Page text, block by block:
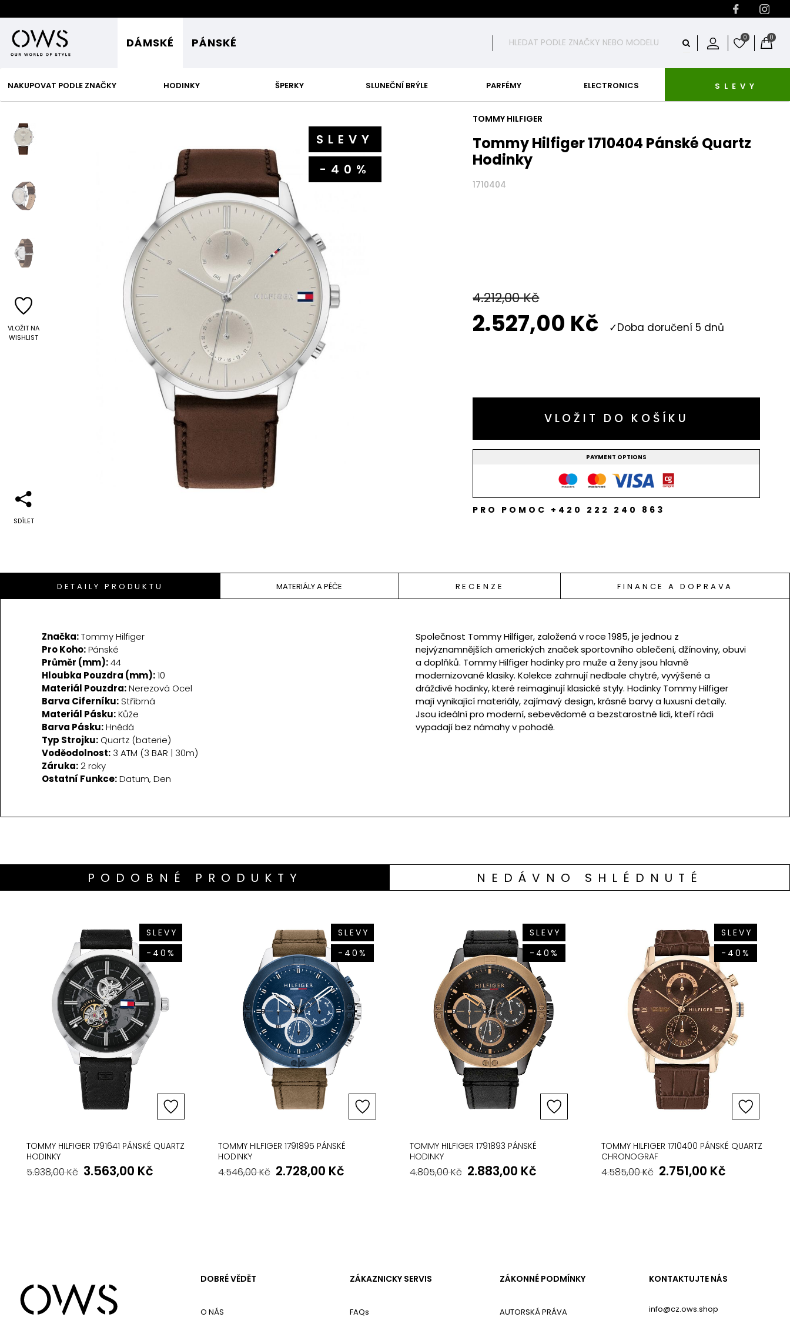
0
0
DÁMSKÉ
NAKUPOVAT PODLE ZNAČKY HODINKY ŠPERKY SLUNEČNÍ BRÝLE PARFÉMY ELECTRONICS SLEVY
PÁNSKÉ
VLOŽIT NA
WISHLIST
SDÍLET
SLEVY
-40%
TOMMY HILFIGER
Tommy Hilfiger 1710404 Pánské Quartz
Hodinky
1710404
4.212,00Kč
2.527,00 Kč Doba doručení 5 dnů
VLOŽIT DO KOŠÍKU
PAYMENT OPTIONS
PRO POMOC +420 222 240 863
DETAILY PRODUKTU MATERIÁLY A PÉČE RECENZE FINANCE A DOPRAVA
Značka:Tommy Hilfiger
Pro Koho:Pánské
Průměr (mm):44
Hloubka Pouzdra (mm):10
Materiál Pouzdra:Nerezová Ocel
Barva Ciferníku:Stříbrná
Materiál Pásku:Kůže
Barva Pásku:Hnědá
Typ Strojku: Quartz (baterie)
Voděodolnost: 3 ATM (3 BAR | 30m)
Záruka:2 roky
Ostatní Funkce:Datum, Den
Společnost Tommy Hilfiger, založená v roce 1985, je jednou z
nejvýznamnějších amerických značek sportovního oblečení, džínoviny, obuvi
a doplňků. Tommy Hilfiger hodinky pro muže a ženy jsou hlavně
modernizované klasiky. Kolekce zahrnují nedbale chytré, vyvýšené a
dráždivé hodinky, které reimaginují klasické styly. Hodinky Tommy Hilfiger
mají vynikající materiály, zajímavý design, krásné barvy a luxusní detaily.
Jsou ideální pro moderní, sebevědomé a bezstarostné lidi, kteří rádi
vypadají bez námahy v pohodě.
PODOBNÉ PRODUKTY NEDÁVNO SHLÉDNUTÉ
SLEVY
-40%
TOMMY HILFIGER 1791641 PÁNSKÉ QUARTZ
HODINKY
5.938,00Kč 3.563,00 Kč
SLEVY
-40%
TOMMY HILFIGER 1791895 PÁNSKÉ
HODINKY
4.546,00Kč 2.728,00 Kč
SLEVY
-40%
TOMMY HILFIGER 1791893 PÁNSKÉ
HODINKY
4.805,00Kč 2.883,00 Kč
SLEVY
-40%
TOMMY HILFIGER 1710400 PÁNSKÉ QUARTZ
CHRONOGRAF
4.585,00Kč 2.751,00 Kč
DOBRÉ VĚDĚT
O NÁS
ZÁKAZNICKY SERVIS
FAQs
ZÁKONNÉ PODMÍNKY
AUTORSKÁ PRÁVA
KONTAKTUJTE NÁS
info@cz.ows.shop